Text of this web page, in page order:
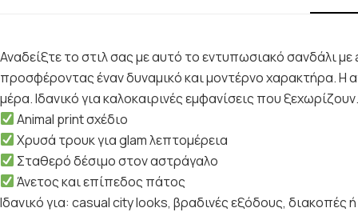
Αναδείξτε το στιλ σας με αυτό το εντυπωσιακό σανδάλι
προσφέροντας έναν δυναμικό και μοντέρνο χαρακτήρα.
μέρα. Ιδανικό για καλοκαιρινές εμφανίσεις που ξεχωρίζουν.
Animal print σχέδιο
Χρυσά τρουκ για glam λεπτομέρεια
Σταθερό δέσιμο στον αστράγαλο
Άνετος και επίπεδος πάτος
Ιδανικό για: casual city looks, βραδινές εξόδους,